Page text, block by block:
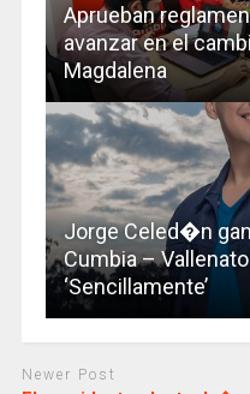
Aprueban
avanzar en el
Magdalena
Jorge Celed�n
Cumbia –
‘Sencillamente’
Newer Post